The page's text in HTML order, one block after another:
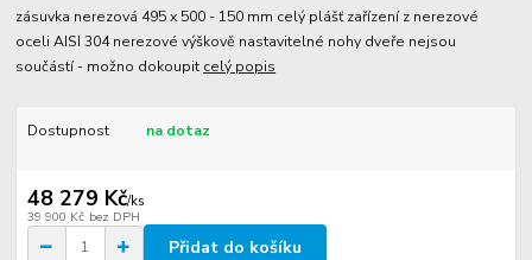
zásuvka nerezová 495 x 500 - 150 mm celý plášť zařízení z nerezové
oceli AISI 304 nerezové výškově nastavitelné nohy dveře nejsou
součástí - možno dokoupit celý popis
Dostupnost na dotaz
48 279 Kč/ks
39 900 Kč bez DPH
Přidat do košíku